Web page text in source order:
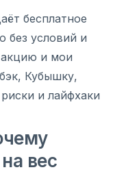
бесплатное
без условий и
и мои
Кубышку,
и лайфхаки
вес